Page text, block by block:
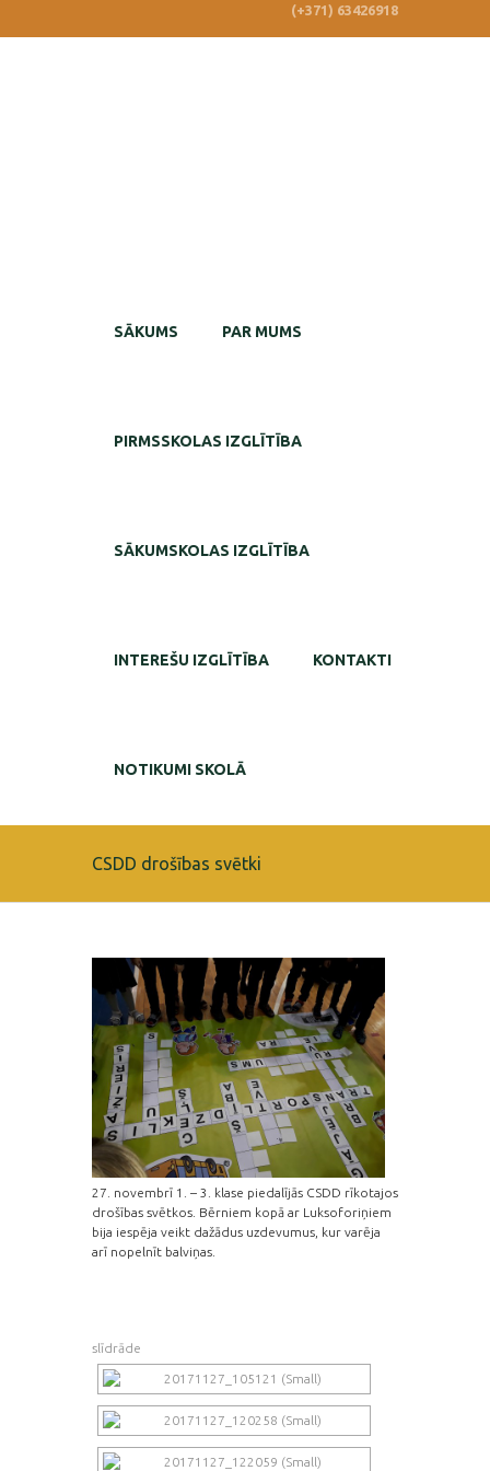
(+371) 63426918
SĀKUMS PAR MUMS
PIRMSSKOLAS IZGLĪTĪBA
SĀKUMSKOLAS IZGLĪTĪBA
INTEREŠU IZGLĪTĪBA KONTAKTI
NOTIKUMI SKOLĀ
CSDD drošības svētki
27. novembrī 1. – 3. klase piedalījās CSDD rīkotajos
drošības svētkos. Bērniem kopā ar Luksoforiņiem
bija iespēja veikt dažādus uzdevumus, kur varēja
arī nopelnīt balviņas.
slīdrāde